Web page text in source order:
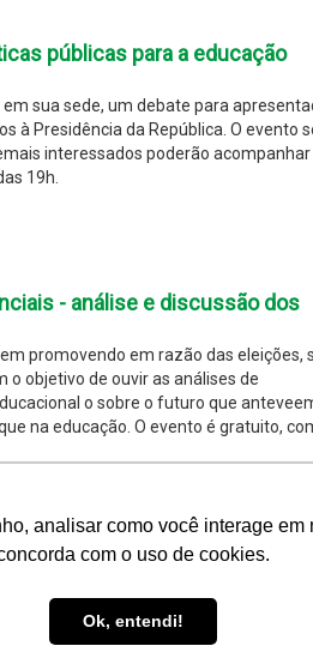
analisar como você interage
com o uso de cookies.
Ok, entendi!
públicas para a educação
sua sede, um debate para
à Presidência da República. O evento
interessados poderão acompanhar
19h.
- análise e discussão dos
promovendo em razão das eleições,
o objetivo de ouvir as análises de
o sobre o futuro que
na educação. O evento é gratuito,